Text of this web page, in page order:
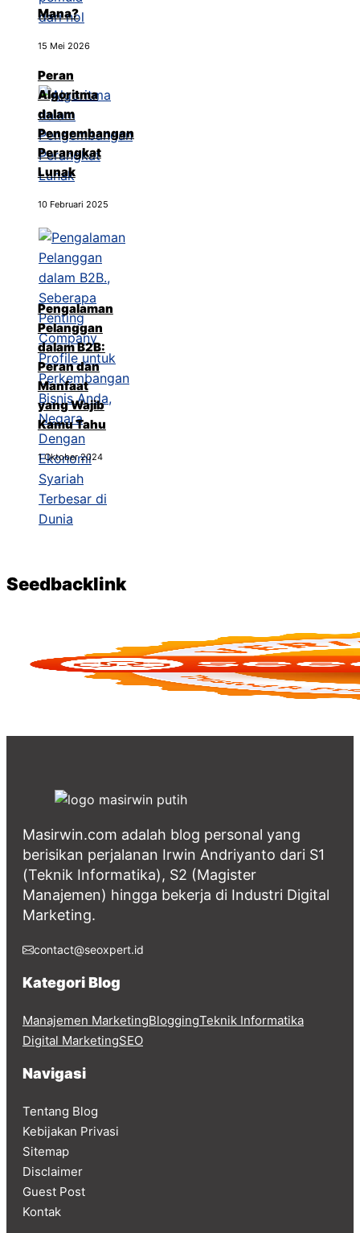
Mana?
15 Mei 2026
Peran
Algoritma
dalam
Pengembangan
Perangkat
Lunak
10 Februari 2025
Pengalaman
Pelanggan
dalam B2B:
Peran dan
Manfaat
yang Wajib
Kamu Tahu
1 Oktober 2024
Seedbacklink
Masirwin.com adalah blog personal yang
berisikan perjalanan Irwin Andriyanto dari S1
(Teknik Informatika), S2 (Magister
Manajemen) hingga bekerja di Industri Digital
Marketing.
contact@seoxpert.id
Kategori Blog
Manajemen MarketingBloggingTeknik Informatika
Digital MarketingSEO
Navigasi
Tentang Blog
Kebijakan Privasi
Sitemap
Disclaimer
Guest Post
Kontak